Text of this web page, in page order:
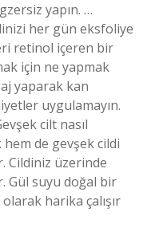
yapın. …
her gün eksfoliye
retinol içeren bir
için ne yapmak
yaparak kan
diyetler uygulamayın.
cilt nasıl
hem de gevşek cildi
Cildiniz üzerinde
Gül suyu doğal bir
harika çalışır